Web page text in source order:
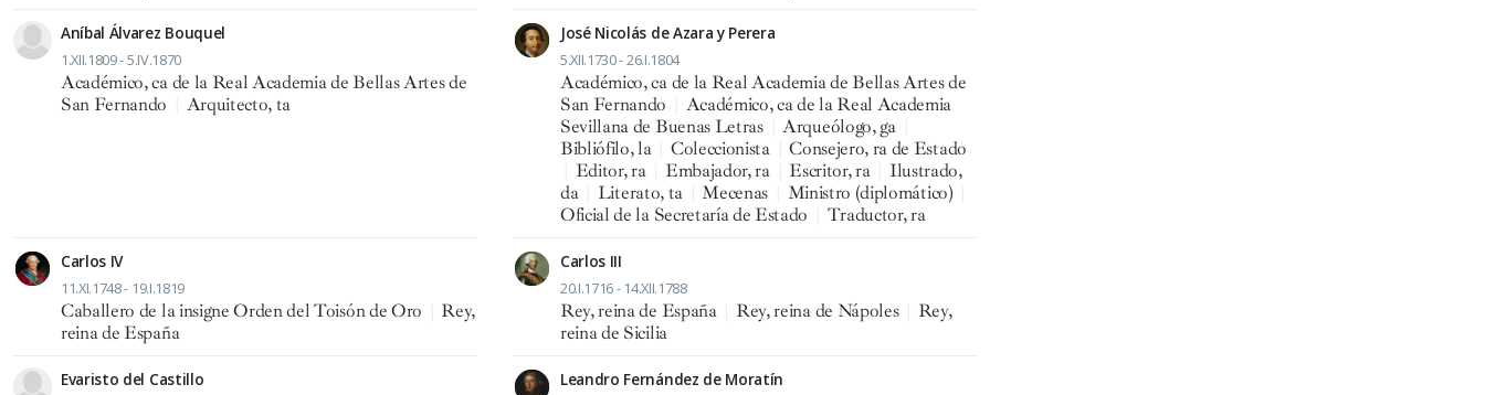
Aníbal Álvarez Bouquel
1.XII.1809 - 5.IV.1870
Académico, ca de la Real Academia de Bellas Artes de
San Fernando
Arquitecto, ta
José Nicolás de Azara y Perera
5.XII.1730 - 26.I.1804
Académico, ca de la Real Academia de Bellas Artes de
San Fernando
Académico, ca de la Real Academia
Sevillana de Buenas Letras
Arqueólogo, ga
Bibliófilo, la
Coleccionista
Consejero, ra de Estado
Editor, ra Embajador, ra Escritor, ra
Ilustrado,
da
Literato, ta Mecenas Ministro (diplomático)
Oficial de la Secretaría de Estado
Traductor, ra
Carlos IV
11.XI.1748 - 19.I.1819
Caballero de la insigne Orden del Toisón de Oro
Rey,
reina de España
Carlos III
20.I.1716 - 14.XII.1788
Rey, reina de España Rey, reina de Nápoles
Rey,
reina de Sicilia
Evaristo del Castillo Leandro Fernández de Moratín